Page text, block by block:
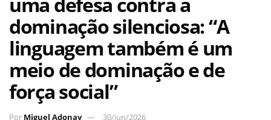
dominação silenciosa: “A
linguagem também é um
meio de dominação e de
força social”
Por Miguel Adonay 30/jun/2026